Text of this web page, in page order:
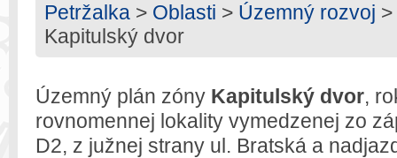
Petržalka > Oblasti > Územný rozvoj
Kapitulský dvor
Územný plán zóny Kapitulský dvor,
rovnomennej lokality vymedzenej zo
D2, z južnej strany ul. Bratská a